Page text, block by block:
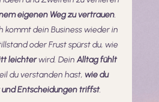
eigenen Weg zu vertrauen.
kommt dein Business wieder in
oder Frust spürst du, wie
leichterwird. Dein Alltag fühlt
du verstanden hast,wie du
Entscheidungen triffst.